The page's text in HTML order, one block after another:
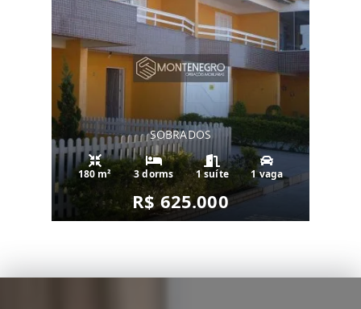
SOBRADOS
180 m² 3 dorms 1 suíte 1 vaga
R$ 625.000